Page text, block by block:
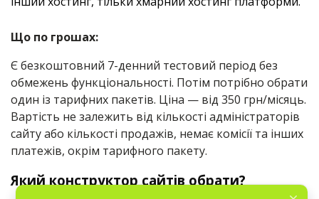
Що по грошах:
Є безкоштовний 7-денний тестовий період без
обмежень функціональності. Потім потрібно обрати
один із тарифних пакетів. Ціна — від 350 грн/місяць.
Вартість не залежить від кількості адміністраторів
сайту або кількості продажів, немає комісії та інших
платежів, окрім тарифного пакету.
Який конструктор сайтів обрати?